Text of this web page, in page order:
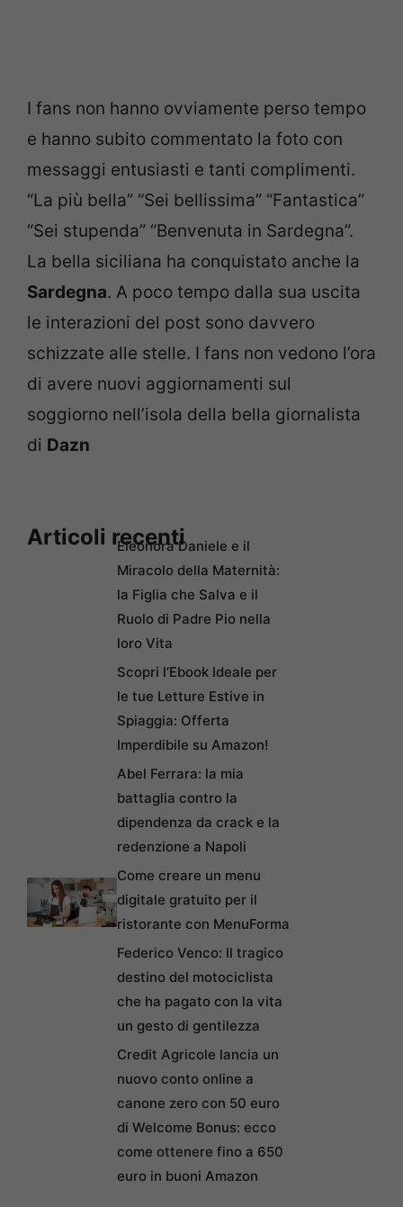
I fans non hanno ovviamente perso tempo
e hanno subito commentato la foto con
messaggi entusiasti e tanti complimenti.
“La più bella” “Sei bellissima” “Fantastica”
“Sei stupenda” “Benvenuta in Sardegna”.
La bella siciliana ha conquistato anche la
Sardegna. A poco tempo dalla sua uscita
le interazioni del post sono davvero
schizzate alle stelle. I fans non vedono l’ora
di avere nuovi aggiornamenti sul
soggiorno nell’isola della bella giornalista
di Dazn
Articoli recentiEleonora Daniele e il
Miracolo della Maternità:
la Figlia che Salva e il
Ruolo di Padre Pio nella
loro Vita
Scopri l’Ebook Ideale per
le tue Letture Estive in
Spiaggia: Offerta
Imperdibile su Amazon!
Abel Ferrara: la mia
battaglia contro la
dipendenza da crack e la
redenzione a Napoli
Come creare un menu
digitale gratuito per il
ristorante con MenuForma
Federico Venco: Il tragico
destino del motociclista
che ha pagato con la vita
un gesto di gentilezza
Credit Agricole lancia un
nuovo conto online a
canone zero con 50 euro
di Welcome Bonus: ecco
come ottenere fino a 650
euro in buoni Amazon